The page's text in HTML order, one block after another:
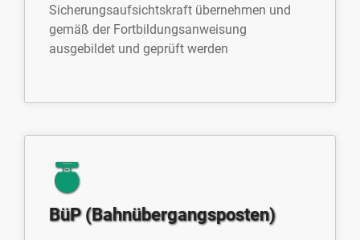
Sicherungsaufsichtskraft übernehmen und
gemäß der Fortbildungsanweisung
ausgebildet und geprüft werden
BüP (Bahnübergangsposten)